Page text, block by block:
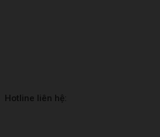
Hotline liên hệ: